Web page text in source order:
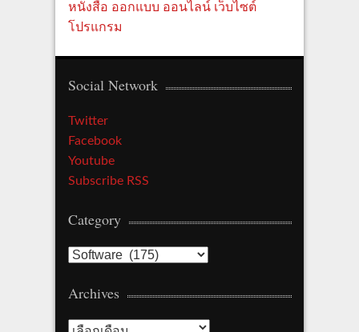
หนังสือ ออกแบบ ออนไลน์ เว็บไซต์
โปรแกรม
Social Network
Twitter
Facebook
Youtube
Subscribe RSS
Category
C
t
Archives
A